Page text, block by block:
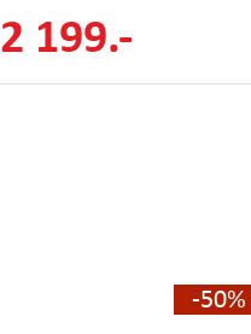
2 199.-
-50%